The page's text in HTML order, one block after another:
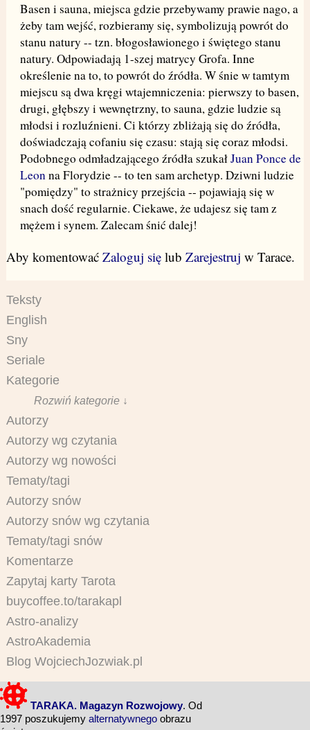
Basen i sauna, miejsca gdzie przebywamy prawie nago, a
żeby tam wejść, rozbieramy się, symbolizują powrót do
stanu natury -- tzn. błogosławionego i świętego stanu
natury. Odpowiadają 1-szej matrycy Grofa. Inne
określenie na to, to powrót do źródła. W śnie w tamtym
miejscu są dwa kręgi wtajemniczenia: pierwszy to basen,
drugi, głębszy i wewnętrzny, to sauna, gdzie ludzie są
młodsi i rozluźnieni. Ci którzy zbliżają się do źródła,
doświadczają cofaniu się czasu: stają się coraz młodsi.
Podobnego odmładzającego źródła szukałJuan Ponce de
Leonna Florydzie -- to ten sam archetyp. Dziwni ludzie
"pomiędzy" to strażnicy przejścia -- pojawiają się w
snach dość regularnie. Ciekawe, że udajesz się tam z
mężem i synem. Zalecam śnić dalej!
Aby komentować Zaloguj sięlub Zarejestruj w Tarace.
Teksty
English
Sny
Seriale
Kategorie
Rozwiń kategorie ↓
Autorzy
Autorzy wg czytania
Autorzy wg nowości
Tematy/tagi
Autorzy snów
Autorzy snów wg czytania
Tematy/tagi snów
Komentarze
Zapytaj karty Tarota
buycoffee.to/tarakapl
Astro-analizy
AstroAkademia
Blog WojciechJozwiak.pl
TARAKA. Magazyn Rozwojowy. Od
1997 poszukujemy alternatywnego obrazu